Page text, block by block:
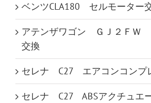
ベンツCLA180 セルモーター
アテンザワゴン ＧＪ２ＦＷ
交換
セレナ C27 エアコンコンプ
セレナ C27 ABSアクチュエ